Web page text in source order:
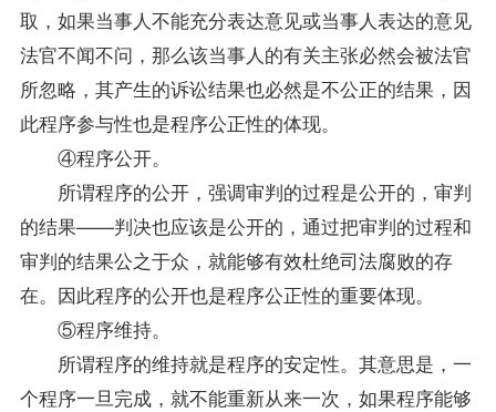
取，如果当事人不能充分表达意见或当事人表达的意见
法官不闻不问，那么该当事人的有关主张必然会被法官
所忽略，其产生的诉讼结果也必然是不公正的结果，因
此程序参与性也是程序公正性的体现。
④程序公开。
所谓程序的公开，强调审判的过程是公开的，审判
的结果——判决也应该是公开的，通过把审判的过程和
审判的结果公之于众，就能够有效杜绝司法腐败的存
在。因此程序的公开也是程序公正性的重要体现。
⑤程序维持。
所谓程序的维持就是程序的安定性。其意思是，一
个程序一旦完成，就不能重新从来一次，如果程序能够